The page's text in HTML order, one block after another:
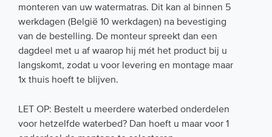
monteren van uw watermatras. Dit kan al binnen 5
werkdagen (België 10 werkdagen) na bevestiging
van de bestelling. De monteur spreekt dan een
dagdeel met u af waarop hij mét het product bij u
langskomt, zodat u voor levering en montage maar
1x thuis hoeft te blijven.
LET OP: Bestelt u meerdere waterbed onderdelen
voor hetzelfde waterbed? Dan hoeft u maar voor 1